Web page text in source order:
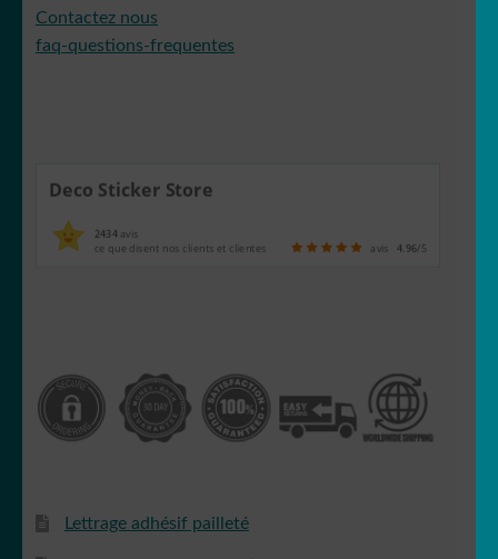
Contactez nous
faq-questions-frequentes
Deco Sticker Store
2434avis
ce que disent nos clients et clientes avis 4.96/5
Lettrage adhésif pailleté